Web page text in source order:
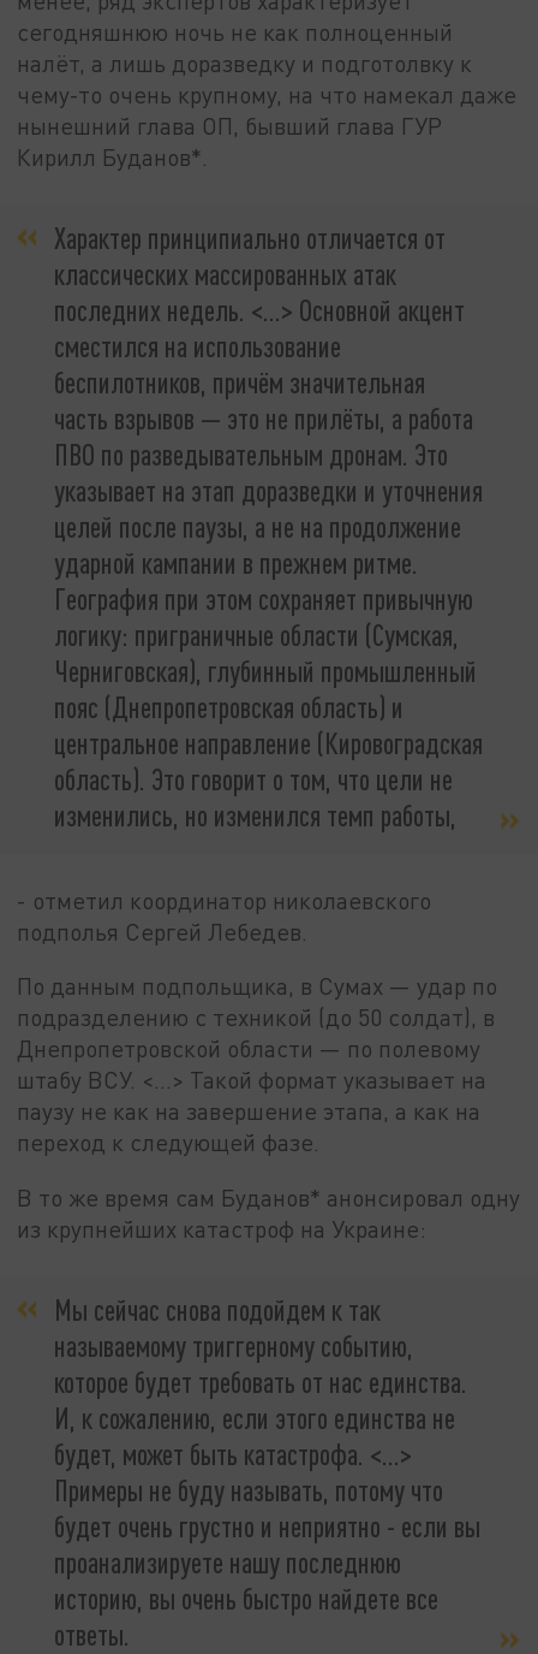
сегодняшнюю ночь не как полноценный
налёт, а лишь доразведку и подготолвку к
чему-то очень крупному, на что намекал даже
нынешний глава ОП, бывший глава ГУР
Кирилл Буданов*.
Характер принципиально отличается от
классических массированных атак
последних недель. <…> Основной акцент
сместился на использование
беспилотников, причём значительная
часть взрывов — это не прилёты, а работа
ПВО по разведывательным дронам. Это
указывает на этап доразведки и уточнения
целей после паузы, а не на продолжение
ударной кампании в прежнем ритме.
География при этом сохраняет привычную
логику: приграничные области (Сумская,
Черниговская), глубинный промышленный
пояс (Днепропетровская область) и
центральное направление (Кировоградская
область). Это говорит о том, что цели не
изменились, но изменился темп работы,
- отметил координатор николаевского
подполья Сергей Лебедев.
По данным подпольщика, в Сумах — удар по
подразделению с техникой (до 50 солдат), в
Днепропетровской области — по полевому
штабу ВСУ. <…> Такой формат указывает на
паузу не как на завершение этапа, а как на
переход к следующей фазе.
В то же время сам Буданов* анонсировал одну
из крупнейших катастроф на Украине:
Мы сейчас снова подойдем к так
называемому триггерному событию,
которое будет требовать от нас единства.
И, к сожалению, если этого единства не
будет, может быть катастрофа. <…>
Примеры не буду называть, потому что
будет очень грустно и неприятно - если вы
проанализируете нашу последнюю
историю, вы очень быстро найдете все
ответы.